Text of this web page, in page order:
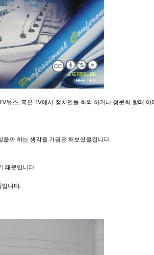
뉴스, 혹은 TV에서 정치인들 회의 하거나 청문회 할때 아
을까 하는 생각을 가끔은 해보셨을겁니다.
때문입니다.
입니다.